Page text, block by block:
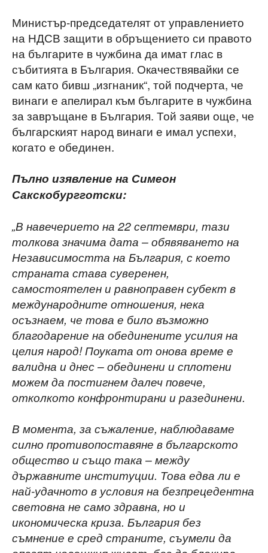
Министър-председателят от управлението
на НДСВ защити в обръщението си правото
на българите в чужбина да имат глас в
събитията в България. Окачествявайки се
сам като бивш „изгнаник“, той подчерта, че
винаги е апелирал към българите в чужбина
за завръщане в България. Той заяви още, че
българският народ винаги е имал успехи,
когато е обединен.
Пълно изявление на Симеон
Сакскобургготски:
„В навечерието на 22 септември, тази
толкова значима дата – обявяването на
Независимостта на България, с което
страната става суверенен,
самостоятелен и равноправен субект в
международните отношения, нека
осъзнаем, че това е било възможно
благодарение на обединените усилия на
целия народ! Поуката от онова време е
валидна и днес – обединени и сплотени
можем да постигнем далеч повече,
отколкото конфронтирани и разединени.
В момента, за съжаление, наблюдаваме
силно противопоставяне в българското
общество и също така – между
държавните институции. Това едва ли е
най-удачното в условия на безпрецедентна
световна не само здравна, но и
икономическа криза. България без
съмнение е сред страните, съумели да